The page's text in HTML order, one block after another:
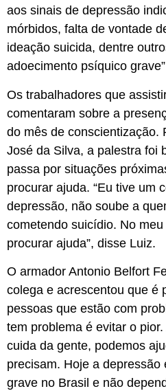
aos sinais de depressão
mórbidos, falta de vontade
ideação suicida, dentre
adoecimento psíquico
Os trabalhadores que
comentaram sobre a
do mês de conscientização.
José da Silva, a palestra foi
passa por situações
procurar ajuda. “Eu tive um
depressão, não soube a
cometendo suicídio. No
procurar ajuda”, disse Luiz.
O armador Antonio Belfort
colega e acrescentou que é
pessoas que estão com
tem problema é evitar o
cuida da gente, podemos
precisam. Hoje a depressão
grave no Brasil e não